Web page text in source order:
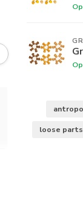
loose parts